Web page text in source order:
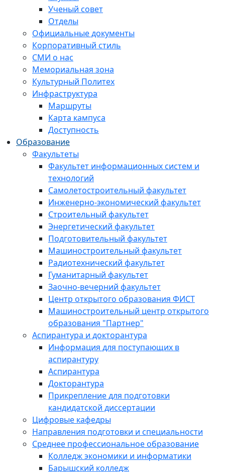
Ученый совет
Отделы
Официальные документы
Корпоративный стиль
СМИ о нас
Мемориальная зона
Культурный Политех
Инфраструктура
Маршруты
Карта кампуса
Доступность
Образование
Факультеты
Факультет информационных систем и
технологий
Самолетостроительный факультет
Инженерно-экономический факультет
Строительный факультет
Энергетический факультет
Подготовительный факультет
Машиностроительный факультет
Радиотехнический факультет
Гуманитарный факультет
Заочно-вечерний факультет
Центр открытого образования ФИСТ
Машиностроительный центр открытого
образования "Партнер"
Аспирантура и докторантура
Информация для поступающих в
аспирантуру
Аспирантура
Докторантура
Прикрепление для подготовки
кандидатской диссертации
Цифровые кафедры
Направления подготовки и специальности
Среднее профессиональное образование
Колледж экономики и информатики
Барышский колледж